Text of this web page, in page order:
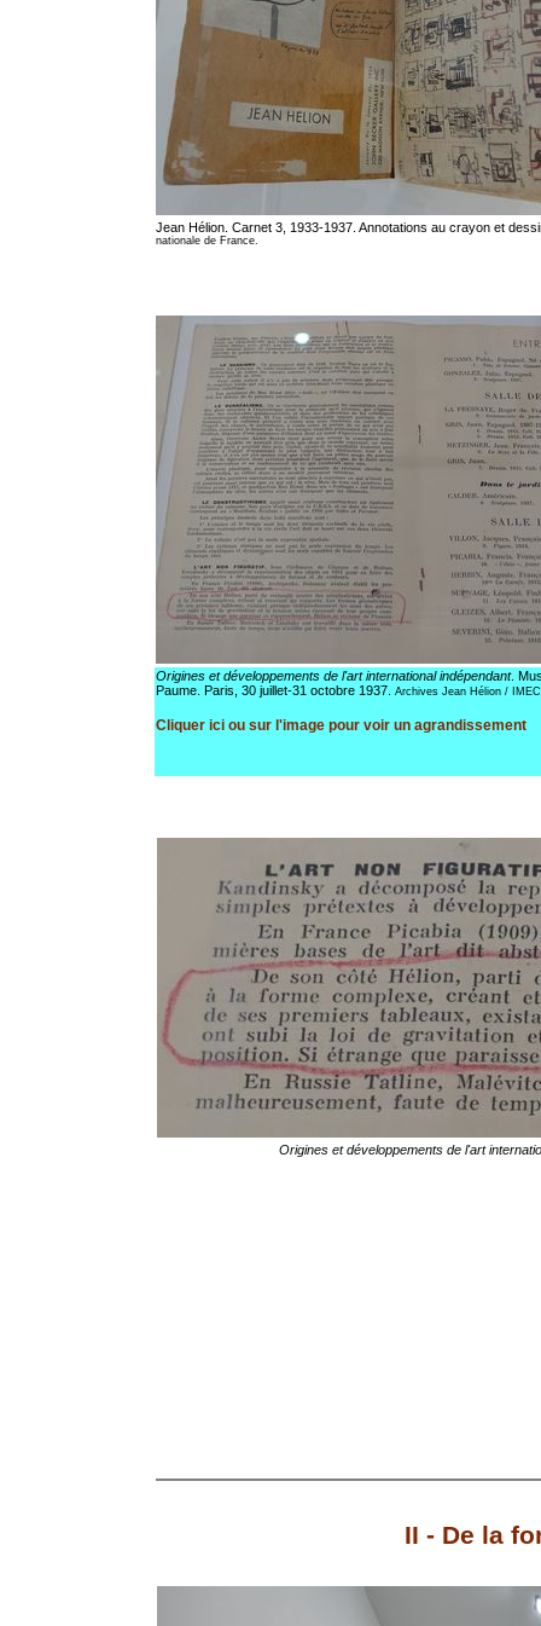
Jean Hélion. Carnet 3, 1933-1937. Annotations au crayon et
nationale de France.
Origines et développements de l'art international indépendant.
Paume. Paris, 30 juillet-31 octobre 1937. Archives Jean Hélion /
Cliquer ici ou sur l'image pour voir un agrandissement
Origines et développements de l'art
II - De la